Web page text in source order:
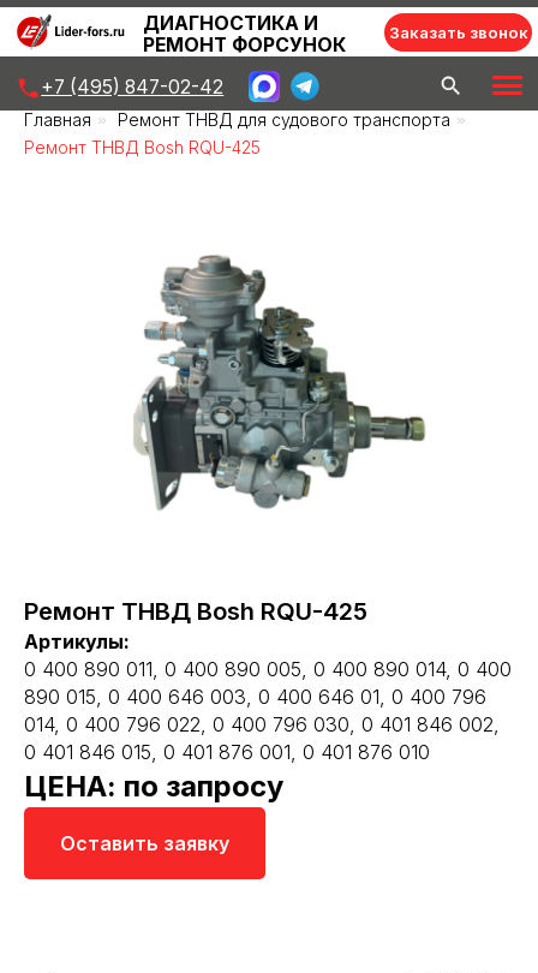
Заказать звонок
ДИАГНОСТИКА И
РЕМОНТ ФОРСУНОК
Главная » Ремонт ТНВД для судового транспорта »
Ремонт ТНВД Bosh RQU-425
Ремонт ТНВД Bosh RQU-425
Артикулы:
0 400 890 011, 0 400 890 005, 0 400 890 014, 0 400
890 015, 0 400 646 003, 0 400 646 01, 0 400 796
014, 0 400 796 022, 0 400 796 030, 0 401 846 002,
0 401 846 015, 0 401 876 001, 0 401 876 010
ЦЕНА: по запросу
Оставить заявку